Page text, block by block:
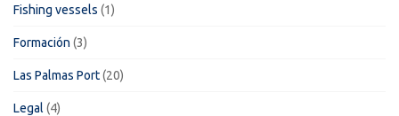
Fishing vessels (1)
Formación (3)
Las Palmas Port(20)
Legal (4)